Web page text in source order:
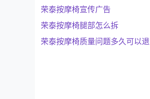
荣泰按摩椅宣传广告
荣泰按摩椅腿部怎么拆
荣泰按摩椅质量问题多久可以